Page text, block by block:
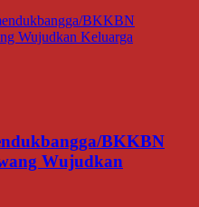
BKKBN
Wujudkan